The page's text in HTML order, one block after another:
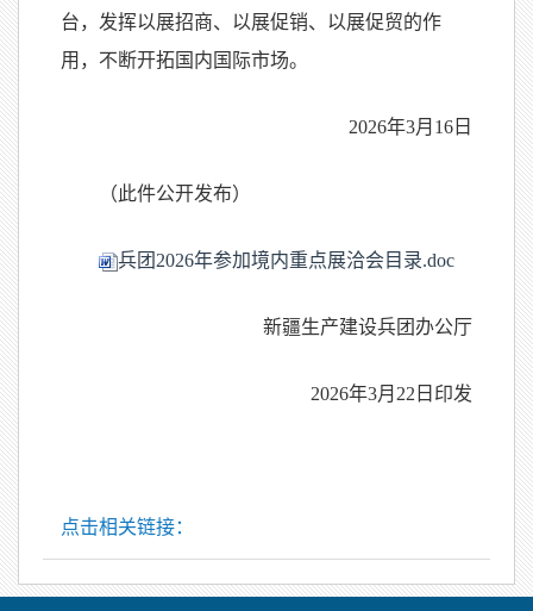
台，发挥以展招商、以展促销、以展促贸的作
用，不断开拓国内国际市场。
2026年3月16日
（此件公开发布）
兵团2026年参加境内重点展洽会目录.doc
新疆生产建设兵团办公厅
2026年3月 22 日印发
点击相关链接：